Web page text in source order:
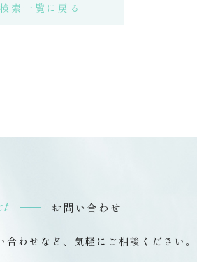
検索一覧に戻る
お問い合わせ
わせなど、 気軽にご相談ください。